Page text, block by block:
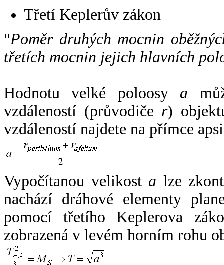
Třetí Keplerův zákon
"Poměr druhých mocnin
třetích mocnin jejich hlavních
Hodnotu velké poloosy a
vzdáleností (průvodiče r)
vzdáleností najdete na přímce
Vypočítanou velikost a lze
nachází dráhové elementy
pomocí třetího Keplerova
zobrazená v levém horním rohu